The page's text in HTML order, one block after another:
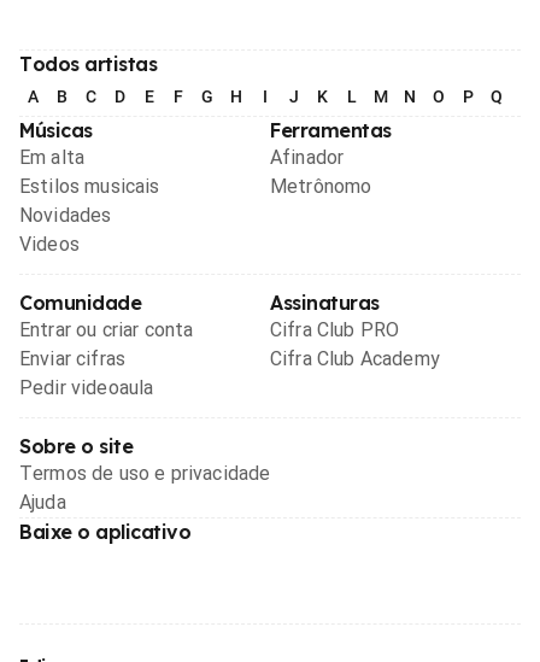
Todos artistas
A B C D E F G H I J K L M N O P Q
Músicas
Em alta
Estilos musicais
Novidades
Videos
Ferramentas
Afinador
Metrônomo
Comunidade
Entrar ou criar conta
Enviar cifras
Pedir videoaula
Assinaturas
Cifra Club PRO
Cifra Club Academy
Sobre o site
Termos de uso e privacidade
Ajuda
Baixe o aplicativo